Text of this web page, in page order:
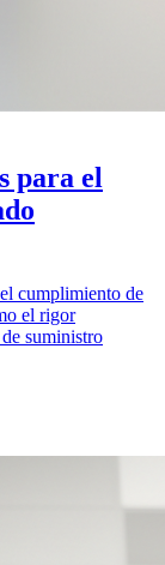
para el
cumplimiento de
el rigor
suministro